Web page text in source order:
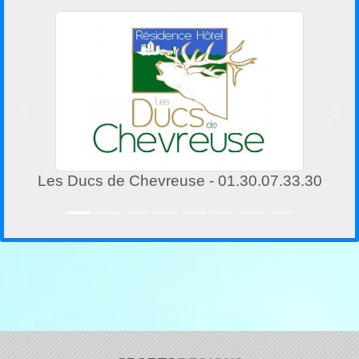
Société d'Expertise Comptable -